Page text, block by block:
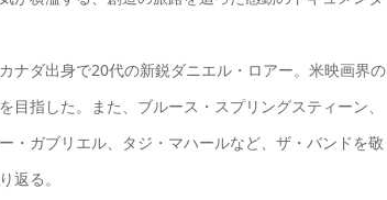
ナダ出身で20代の新鋭ダニエル・ロアー。米映画界の
指した。また、ブルース・スプリングスティーン、
・ガブリエル、タジ・マハールなど、ザ・バンドを敬
返る。